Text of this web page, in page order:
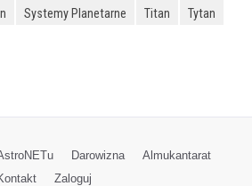
Systemy Planetarne Titan
Tytan
Darowizna
Almukantarat
Zaloguj